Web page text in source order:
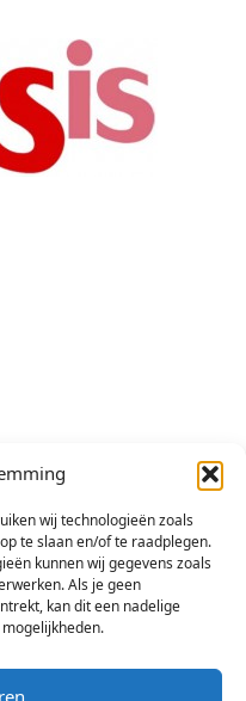
wij technologieën zoals
te slaan en/of te raadplegen.
kunnen wij gegevens zoals
Als je geen
kan dit een nadelige